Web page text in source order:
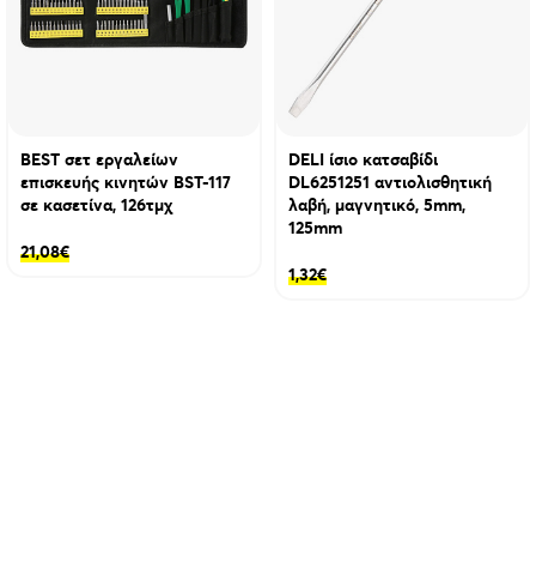
BEST σετ εργαλείων
επισκευής κινητών BST-117
σε κασετίνα, 126τμχ
21,08€
DELI ίσιο κατσαβίδι
DL6251251 αντιολισθητική
λαβή, μαγνητικό, 5mm,
125mm
1,32€